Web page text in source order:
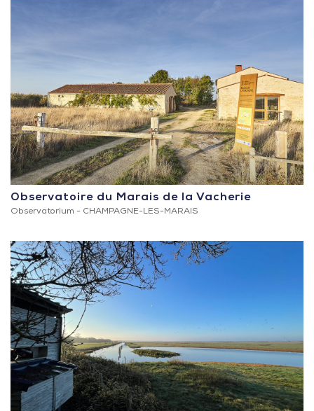
Observatoire du Marais de la Vacherie
Observatorium - CHAMPAGNE-LES-MARAIS